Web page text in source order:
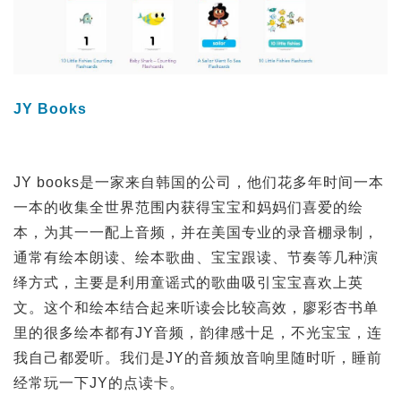
JY Books
JY books是一家来自韩国的公司，他们花多年时间一本
一本的收集全世界范围内获得宝宝和妈妈们喜爱的绘
本，为其一一配上音频，并在美国专业的录音棚录制，
通常有绘本朗读、绘本歌曲、宝宝跟读、节奏等几种演
绎方式，主要是利用童谣式的歌曲吸引宝宝喜欢上英
文。这个和绘本结合起来听读会比较高效，廖彩杏书单
里的很多绘本都有JY音频，韵律感十足，不光宝宝，连
我自己都爱听。我们是JY的音频放音响里随时听，睡前
经常玩一下JY的点读卡。